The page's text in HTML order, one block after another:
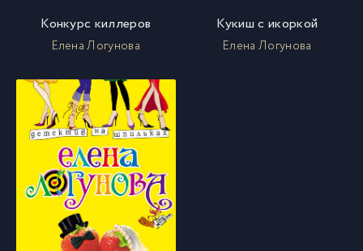
Конкурс киллеров
Елена Логунова
Кукиш с икоркой
Елена Логунова